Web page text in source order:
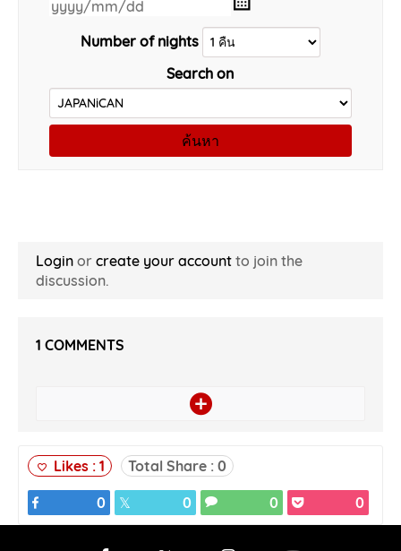
Number of nights
Search on
ค้นหา
Login or create your account to join the
discussion.
1 COMMENTS
Likes : 1 Total Share : 0
0 0 0 0